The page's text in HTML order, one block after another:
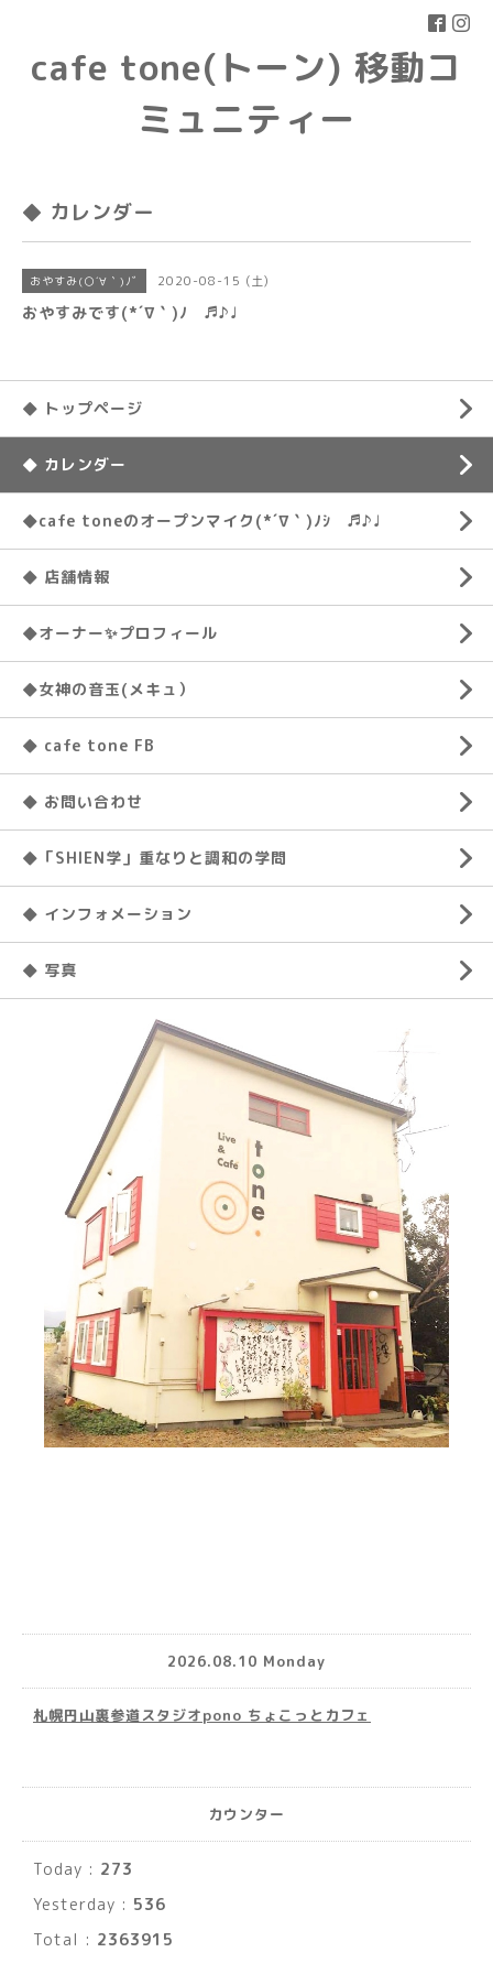
cafe tone(トーン) 移動コ
ミュニティー
◆ カレンダー
おやすみ(○´∀｀)ﾉﾞ 2020-08-15 (土)
おやすみです(*´∇｀)ﾉ ♬♪♩
◆ トップページ
◆ カレンダー
◆cafe toneのオープンマイク(*´∇｀)ﾉｼ ♬♪♩
◆ 店舗情報
◆オーナー✨プロフィール
◆女神の音玉(メキュ）
◆ cafe tone FB
◆ お問い合わせ
◆「SHIEN学」重なりと調和の学問
◆ インフォメーション
◆ 写真
2026.08.10 Monday
札幌円山裏参道スタジオpono ちょこっとカフェ
カウンター
Today : 273
Yesterday : 536
Total : 2363915